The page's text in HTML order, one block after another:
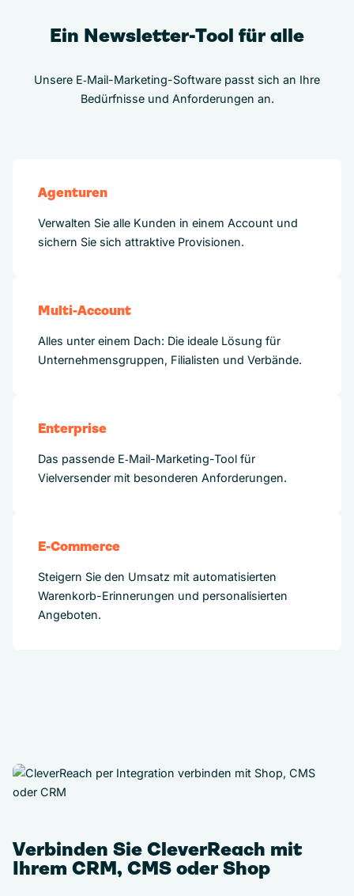
Ein Newsletter-Tool für alle
Unsere E‑Mail-Marketing-Software passt sich an Ihre
Bedürfnisse und Anforderungen an.
Agenturen
Verwalten Sie alle Kunden in einem Account und
sichern Sie sich attraktive Provisionen.
Multi-Account
Alles unter einem Dach: Die ideale Lösung für
Unternehmensgruppen, Filialisten und Verbände.
Enterprise
Das passende E‑Mail-Marketing-Tool für
Vielversender mit besonderen Anforderungen.
E-Commerce
Steigern Sie den Umsatz mit automatisierten
Warenkorb-Erinnerungen und personalisierten
Angeboten.
Verbinden Sie CleverReach mit
Ihrem CRM, CMS oder Shop